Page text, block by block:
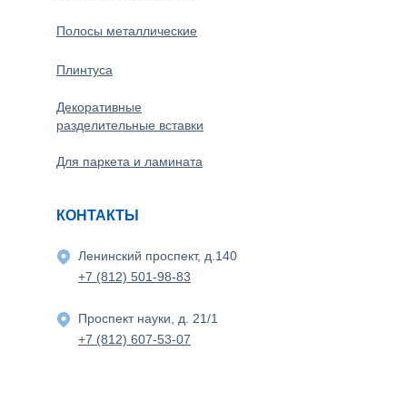
КОНТАКТЫ
Для паркета и ламината
Декоративные
разделительные вставки
Плинтуса
Полосы металлические
+7 (812) 607-53-07
Проспект науки, д. 21/1
Ленинский проспект, д.140
+7 (812) 501-98-83